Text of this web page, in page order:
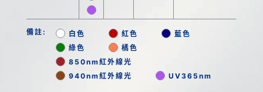
備註: 白色 紅色
藍色
綠色
橘色
850nm紅外線光
940nm紅外線光
UV365nm